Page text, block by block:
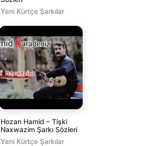
Yeni Kürtçe Şarkılar
Hozan Hamid – Tişki
Naxwazim Şarkı Sözleri
Yeni Kürtçe Şarkılar